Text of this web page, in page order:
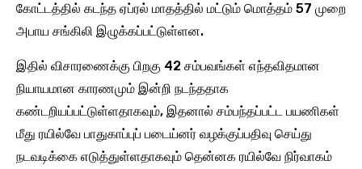
கோட்டத்தில் கடந்த ஏப்ரல் மாதத்தில் மட்டும் மொத்தம் 57 முறை
அபாய சங்கிலி இழுக்கப்பட்டுள்ளன.
இதில் விசாரணைக்கு பிறகு 42 சம்பவங்கள் எந்தவிதமான
நியாயமான காரணமும் இன்றி நடந்ததாக
கண்டறியப்பட்டுள்ளதாகவும், இதனால் சம்பந்தப்பட்ட பயணிகள்
மீது ரயில்வே பாதுகாப்புப் படைய்னர் வழக்குப்பதிவு செய்து
நடவடிக்கை எடுத்துள்ளதாகவும் தென்னக ரயில்வே நிர்வாகம்